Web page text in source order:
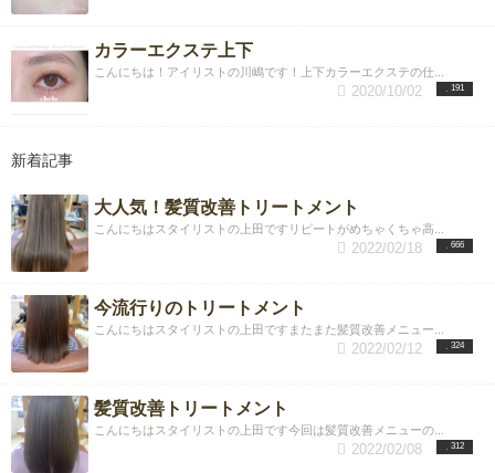
カラーエクステ上下
こんにちは！アイリストの川嶋です！上下カラーエクステの仕...
191
2020/10/02
新着記事
大人気！髪質改善トリートメント
こんにちはスタイリストの上田ですリピートがめちゃくちゃ高...
666
2022/02/18
今流行りのトリートメント
こんにちはスタイリストの上田ですまたまた髪質改善メニュー...
324
2022/02/12
髪質改善トリートメント
こんにちはスタイリストの上田です今回は髪質改善メニューの...
312
2022/02/08